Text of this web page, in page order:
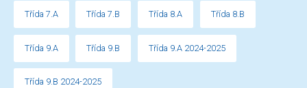
Třída 7.A Třída 7.B Třída 8.A Třída 8.B
Třída 9.A Třída 9.B Třída 9.A 2024-2025
Třída 9.B 2024-2025